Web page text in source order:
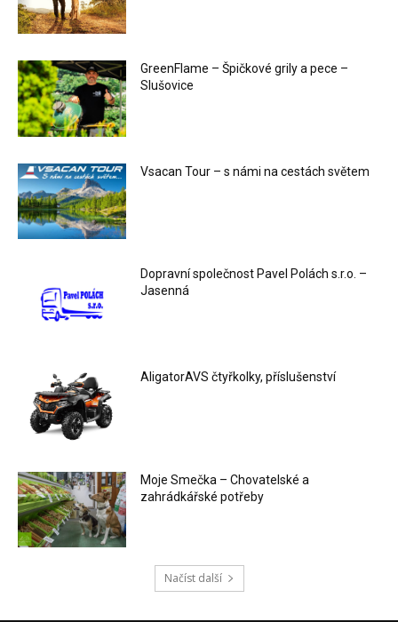
GreenFlame – Špičkové grily a pece –
Slušovice
Vsacan Tour – s námi na cestách světem
Dopravní společnost Pavel Polách s.r.o. –
Jasenná
AligatorAVS čtyřkolky, příslušenství
Moje Smečka – Chovatelské a
zahrádkářské potřeby
Načíst další